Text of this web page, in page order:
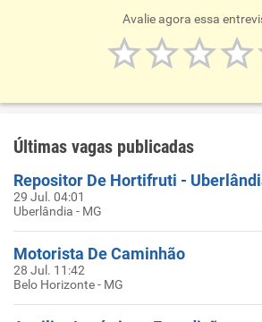
Avalie agora essa
Últimas vagas publicadas
Repositor De Hortifruti -
29 Jul. 04:01
Uberlândia - MG
Motorista De Caminhão
28 Jul. 11:42
Belo Horizonte - MG